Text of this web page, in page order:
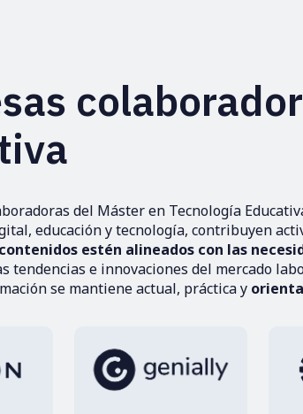
del Máster en Tecnología
educación y tecnología, contribuyen
contenidos estén alineados con las
tendencias e innovaciones del mercado
se mantiene actual, práctica y